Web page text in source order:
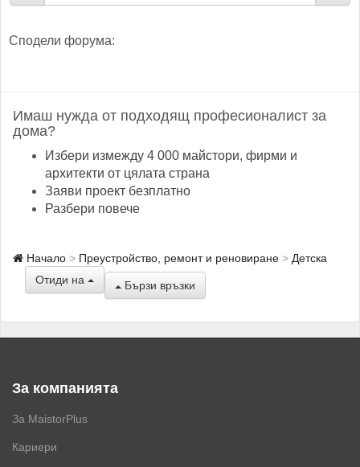
Сподели форума:
Имаш нужда от подходящ професионалист за
дома?
Избери измежду 4 000 майстори, фирми и
архитекти от цялата страна
Заяви проект безплатно
Разбери повече
Начало Преустройство, ремонт и реновиране
Детска
Отиди на
Бързи връзки
За компанията
За MaistorPlus
Кариери